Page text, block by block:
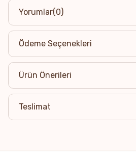
~504g / 72 Adet
Kutu Boyutları
31.5 x 23 x 3.5 cm
Alerjen Uyarısı
Fındık, Ceviz, Antep Fıstığı ve
Raf Ömrü & Saklama Koşulları
Yorumlar(0)
Ödeme Seçenekleri
Ürün Önerileri
Teslimat